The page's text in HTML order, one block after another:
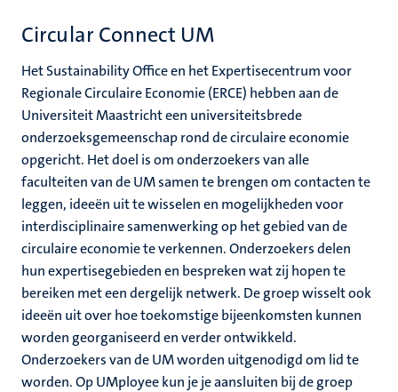
Circular Connect UM
Het Sustainability Office en het Expertisecentrum voor
Regionale Circulaire Economie (ERCE) hebben aan de
Universiteit Maastricht een universiteitsbrede
onderzoeksgemeenschap rond de circulaire economie
opgericht. Het doel is om onderzoekers van alle
faculteiten van de UM samen te brengen om contacten te
leggen, ideeën uit te wisselen en mogelijkheden voor
interdisciplinaire samenwerking op het gebied van de
circulaire economie te verkennen. Onderzoekers delen
hun expertisegebieden en bespreken wat zij hopen te
bereiken met een dergelijk netwerk. De groep wisselt ook
ideeën uit over hoe toekomstige bijeenkomsten kunnen
worden georganiseerd en verder ontwikkeld.
Onderzoekers van de UM worden uitgenodigd om lid te
worden. Op UMployee kun je je aansluiten bij de groep